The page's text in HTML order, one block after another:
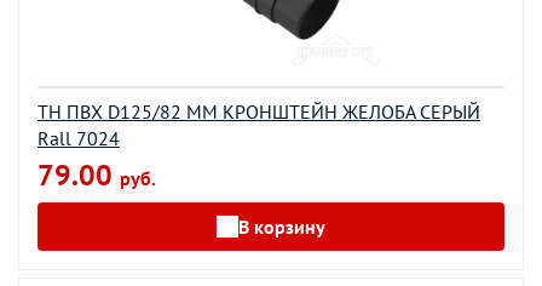
ТН ПВХ D125/82 ММ КРОНШТЕЙН ЖЕЛОБА СЕРЫЙ
Rall 7024
79.00 руб.
В корзину